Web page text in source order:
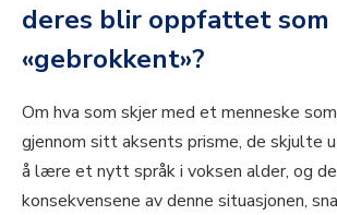
deres blir oppfattet som
«gebrokkent»?
Om hva som skjer med et menneske
gjennom sitt aksents prisme, de skjulte
å lære et nytt språk i voksen alder, og
konsekvensene av denne situasjonen,